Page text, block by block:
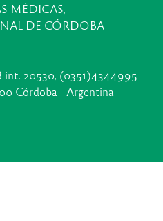
MÉDICAS,
DE CÓRDOBA
int. 20530, (0351)4344995
Córdoba - Argentina